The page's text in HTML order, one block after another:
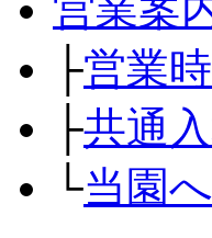
├営業
├共通
└当園